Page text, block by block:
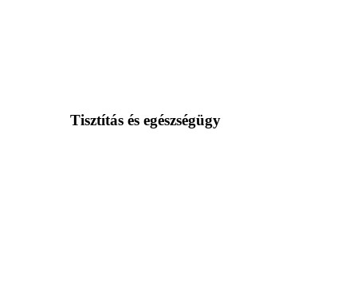
Tisztítás és egészségügy